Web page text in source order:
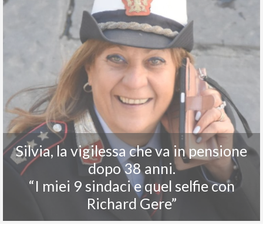
Silvia, la vigilessa che va in pensione
dopo 38 anni.
“I miei 9 sindaci e quel selfie con
Richard Gere”